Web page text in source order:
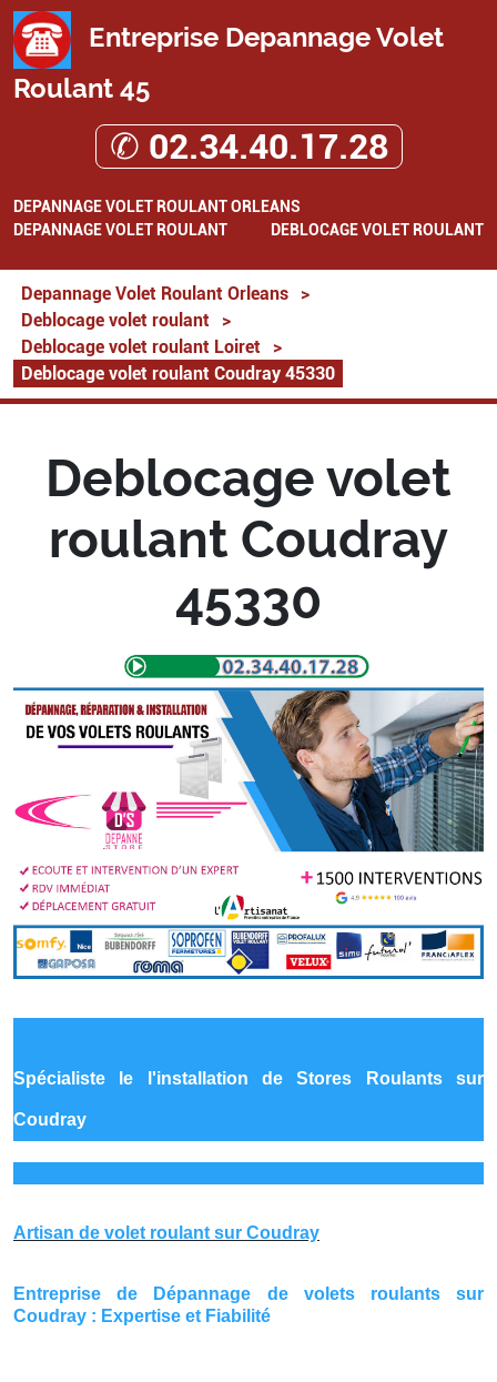
Entreprise Depannage Volet
Roulant 45
✆ 02.34.40.17.28
DEPANNAGE VOLET ROULANT ORLEANS
DEPANNAGE VOLET ROULANT
DEBLOCAGE VOLET ROULANT
Depannage Volet Roulant Orleans
>
Deblocage volet roulant
>
Deblocage volet roulant Loiret
>
Deblocage volet roulant Coudray 45330
Deblocage volet
roulant Coudray
45330
Spécialiste le l'installation de Stores Roulants sur
Coudray
Artisan de volet roulant sur Coudray
Entreprise de Dépannage de volets roulants sur
Coudray : Expertise et Fiabilité